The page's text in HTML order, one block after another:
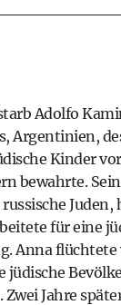
Adolfo
Argentinien,
Kinder
bewahrte.
Juden,
für eine
Anna flüchtete
jüdische
Zwei Jahre